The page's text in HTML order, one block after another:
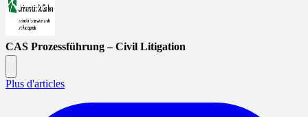
CAS Prozessführung – Civil Litigation
Plus d'articles